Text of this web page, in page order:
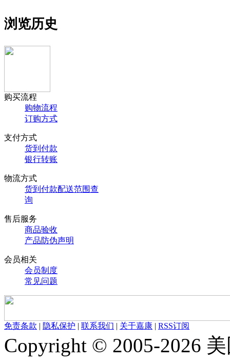
浏览历史
购买流程
购物流程
订购方式
支付方式
货到付款
银行转账
物流方式
货到付款配送范围查
询
售后服务
商品验收
产品防伪声明
会员相关
会员制度
常见问题
免责条款 | 隐私保护 | 联系我们 | 关于嘉康 | RSS订阅
Copyright © 2005-2026